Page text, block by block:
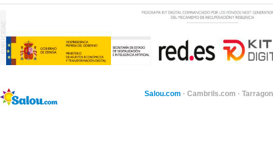
Salou.com · Cambrils.com ·